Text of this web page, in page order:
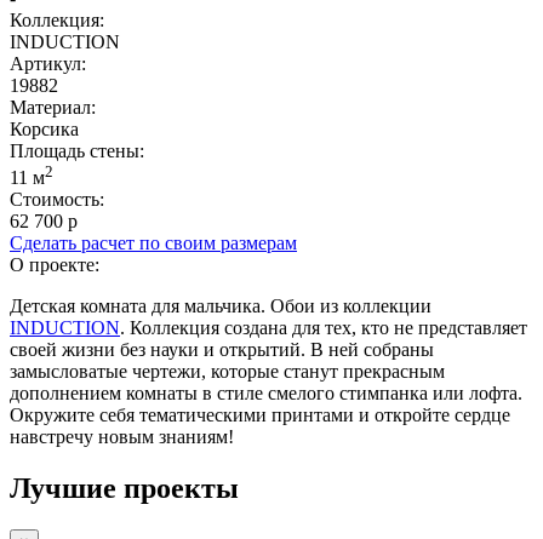
Коллекция:
INDUCTION
Артикул:
19882
Материал:
Корсика
Площадь cтены:
11 м2
Стоимость:
62 700 р
Сделать расчет по своим размерам
О проекте:
Детская комната для мальчика. Обои из коллекции
INDUCTION. Коллекция создана для тех, кто не представляет
своей жизни без науки и открытий. В ней собраны
замысловатые чертежи, которые станут прекрасным
дополнением комнаты в стиле смелого стимпанка или лофта.
Окружите себя тематическими принтами и откройте сердце
навстречу новым знаниям!
Лучшие проекты